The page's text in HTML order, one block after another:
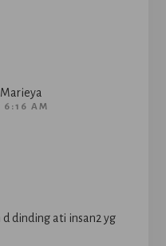
6:16 AM
dinding ati insan2 yg